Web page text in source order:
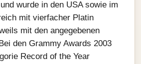
wurde in den USA sowie im
mit vierfacher Platin
mit den angegebenen
den Grammy Awards 2003
Record of the Year